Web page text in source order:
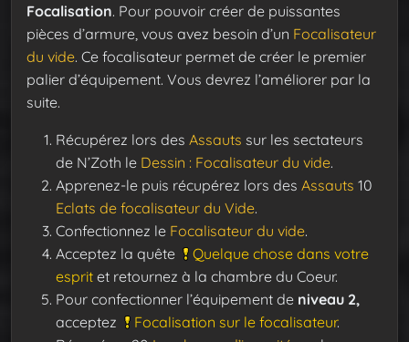
Focalisation. Pour pouvoir créer de puissantes
pièces d’armure, vous avez besoin d’un Focalisateur
du vide. Ce focalisateur permet de créer le premier
palier d’équipement. Vous devrez l’améliorer par la
suite.
Récupérez lors des Assauts sur les sectateurs
de N’Zoth le Dessin : Focalisateur du vide.
Apprenez-le puis récupérez lors des Assauts 10
Eclats de focalisateur du Vide.
Confectionnez le Focalisateur du vide.
Acceptez la quête
Quelque chose dans votre
esprit et retournez à la chambre du Coeur.
Pour confectionner l’équipement de niveau 2,
acceptez
Focalisation sur le focalisateur.